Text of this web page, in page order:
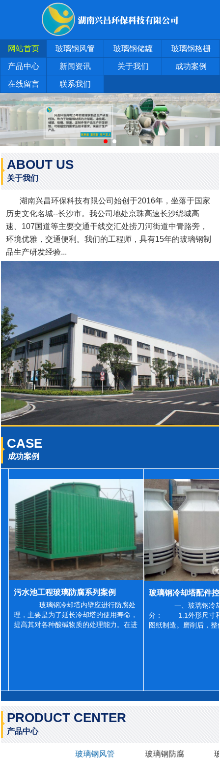
网站首页 玻璃钢风管 玻璃钢储罐 玻璃钢格栅
产品中心 新闻资讯 关于我们 成功案例
在线留言 联系我们
ABOUT US
关于我们
湖南兴昌环保科技有限公司始创于2016年，坐落于国家
历史文化名城--长沙市。我公司地处京珠高速长沙绕城高
速、107国道等主要交通干线交汇处捞刀河街道中青路旁，
环境优雅，交通便利。我们的工程师，具有15年的玻璃钢制
品生产研发经验...
CASE
成功案例
污水池工程玻璃防腐系列案例
玻璃钢冷却塔内壁应进行防腐处
理，主要是为了延长冷却塔的使用寿命，
提高其对各种酸碱物质的处理能力。在进
一、玻璃钢冷
分： 1.1外形尺寸和
图纸制造。磨削后，
PRODUCT CENTER
产品中心
玻璃钢风管 玻璃钢防腐